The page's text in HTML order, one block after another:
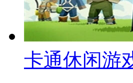
卡通休闲游